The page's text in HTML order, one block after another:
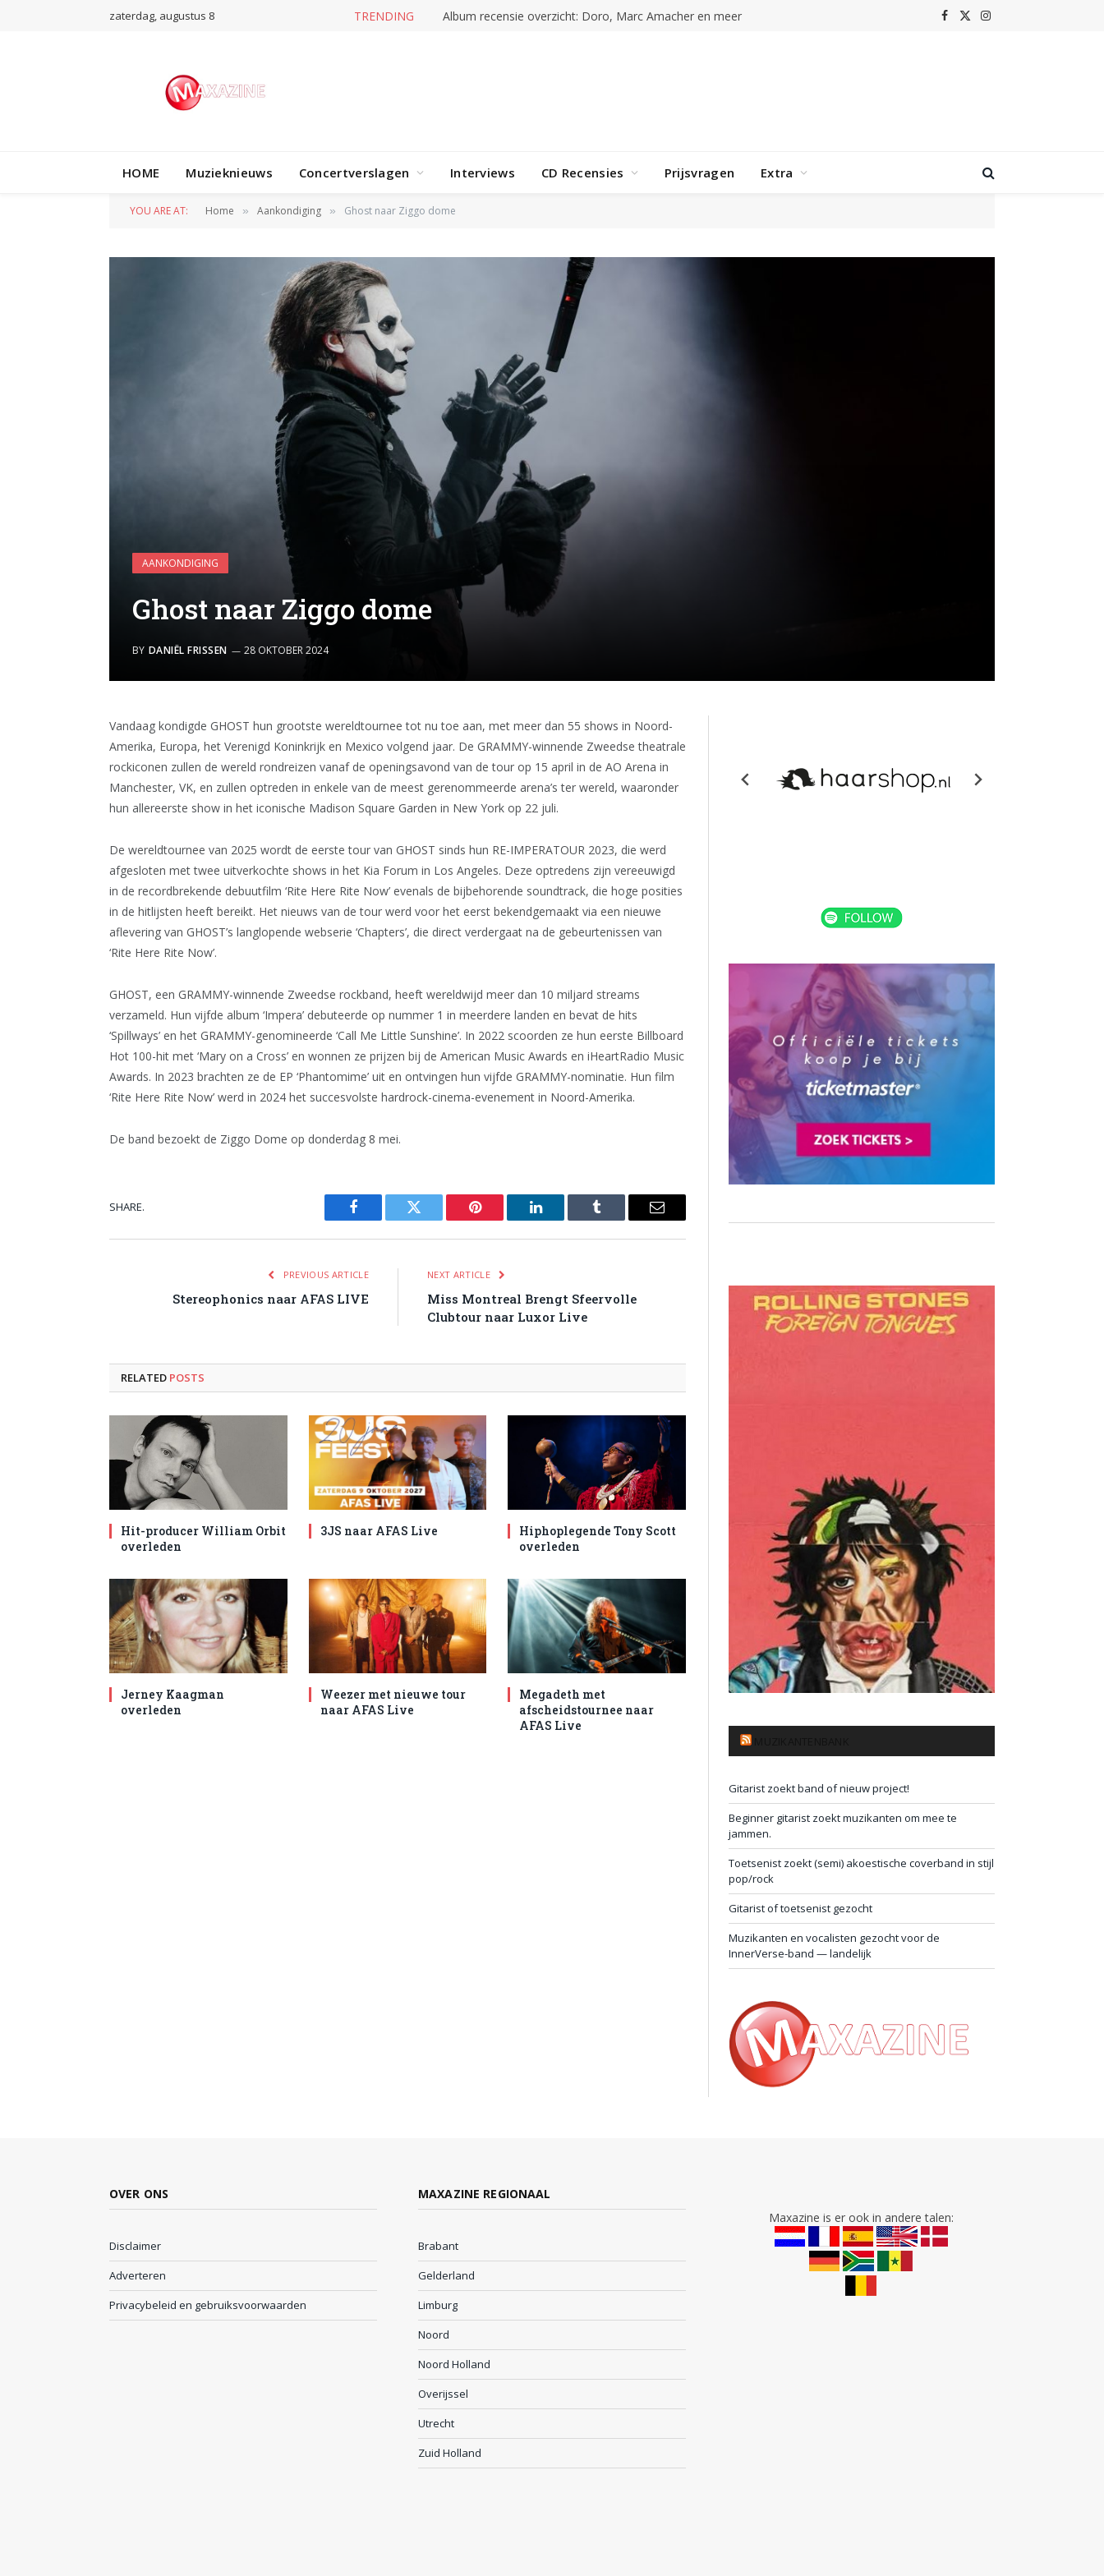
zaterdag, augustus 8 TRENDING Album recensie overzicht: Doro, Marc Amacher en meer Facebook
X
Instagram
HOME Muzieknieuws Concertverslagen Interviews CD Recensies Prijsvragen Extra
YOU ARE AT: Home » Aankondiging » Ghost naar Ziggo dome
AANKONDIGING
Ghost naar Ziggo dome
BY DANIËL FRISSEN 28 OKTOBER 2024
Vandaag kondigde GHOST hun grootste wereldtournee tot nu toe aan, met meer dan 55 shows in Noord-
Amerika, Europa, het Verenigd Koninkrijk en Mexico volgend jaar. De GRAMMY-winnende Zweedse theatrale
rockiconen zullen de wereld rondreizen vanaf de openingsavond van de tour op 15 april in de AO Arena in
Manchester, VK, en zullen optreden in enkele van de meest gerenommeerde arena’s ter wereld, waaronder
hun allereerste show in het iconische Madison Square Garden in New York op 22 juli.
De wereldtournee van 2025 wordt de eerste tour van GHOST sinds hun RE-IMPERATOUR 2023, die werd
afgesloten met twee uitverkochte shows in het Kia Forum in Los Angeles. Deze optredens zijn vereeuwigd
in de recordbrekende debuutfilm ‘Rite Here Rite Now’ evenals de bijbehorende soundtrack, die hoge posities
in de hitlijsten heeft bereikt. Het nieuws van de tour werd voor het eerst bekendgemaakt via een nieuwe
aflevering van GHOST’s langlopende webserie ‘Chapters’, die direct verdergaat na de gebeurtenissen van
‘Rite Here Rite Now’.
GHOST, een GRAMMY-winnende Zweedse rockband, heeft wereldwijd meer dan 10 miljard streams
verzameld. Hun vijfde album ‘Impera’ debuteerde op nummer 1 in meerdere landen en bevat de hits
‘Spillways’ en het GRAMMY-genomineerde ‘Call Me Little Sunshine’. In 2022 scoorden ze hun eerste Billboard
Hot 100-hit met ‘Mary on a Cross’ en wonnen ze prijzen bij de American Music Awards en iHeartRadio Music
Awards. In 2023 brachten ze de EP ‘Phantomime’ uit en ontvingen hun vijfde GRAMMY-nominatie. Hun film
‘Rite Here Rite Now’ werd in 2024 het succesvolste hardrock-cinema-evenement in Noord-Amerika.
De band bezoekt de Ziggo Dome op donderdag 8 mei.
SHARE.
Facebook Twitter Pinterest LinkedIn Tumblr Email
PREVIOUS ARTICLE
Stereophonics naar AFAS LIVE
NEXT ARTICLE
Miss Montreal Brengt Sfeervolle
Clubtour naar Luxor Live
RELATED POSTS
Hit-producer William Orbit
overleden
3JS naar AFAS Live
Hiphoplegende Tony Scott
overleden
Jerney Kaagman
overleden
Weezer met nieuwe tour
naar AFAS Live
Megadeth met
afscheidstournee naar
AFAS Live
Gitarist zoekt band of nieuw project!
Beginner gitarist zoekt muzikanten om mee te
jammen.
Toetsenist zoekt (semi) akoestische coverband in stijl
pop/rock
Gitarist of toetsenist gezocht
Muzikanten en vocalisten gezocht voor de
InnerVerse-band — landelijk
OVER ONS
Disclaimer
Adverteren
Privacybeleid en gebruiksvoorwaarden
MAXAZINE REGIONAAL
Brabant
Gelderland
Limburg
Noord
Noord Holland
Overijssel
Utrecht
Zuid Holland
Maxazine is er ook in andere talen: